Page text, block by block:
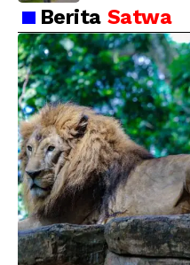
Berita Satwa